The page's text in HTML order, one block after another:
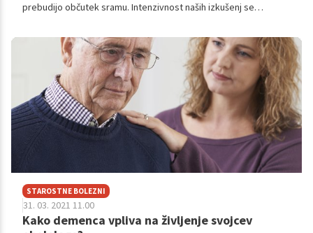
prebudijo občutek sramu. Intenzivnost naših izkušenj se
prepričanja, osebnost in moč dogodka, ob katerem smo izkusili
sram. A za razliko od običajnega sramu se toksični sram ’obesi’
na našo samopodobo in močno vpliva na naše življenje.
STAROSTNE BOLEZNI
31. 03. 2021 11.00
Kako demenca vpliva na življenje svojcev